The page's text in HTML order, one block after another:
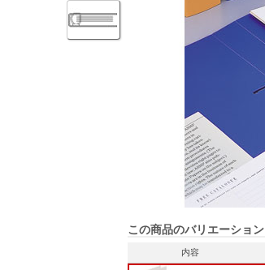
この商品のバリエーション
内容